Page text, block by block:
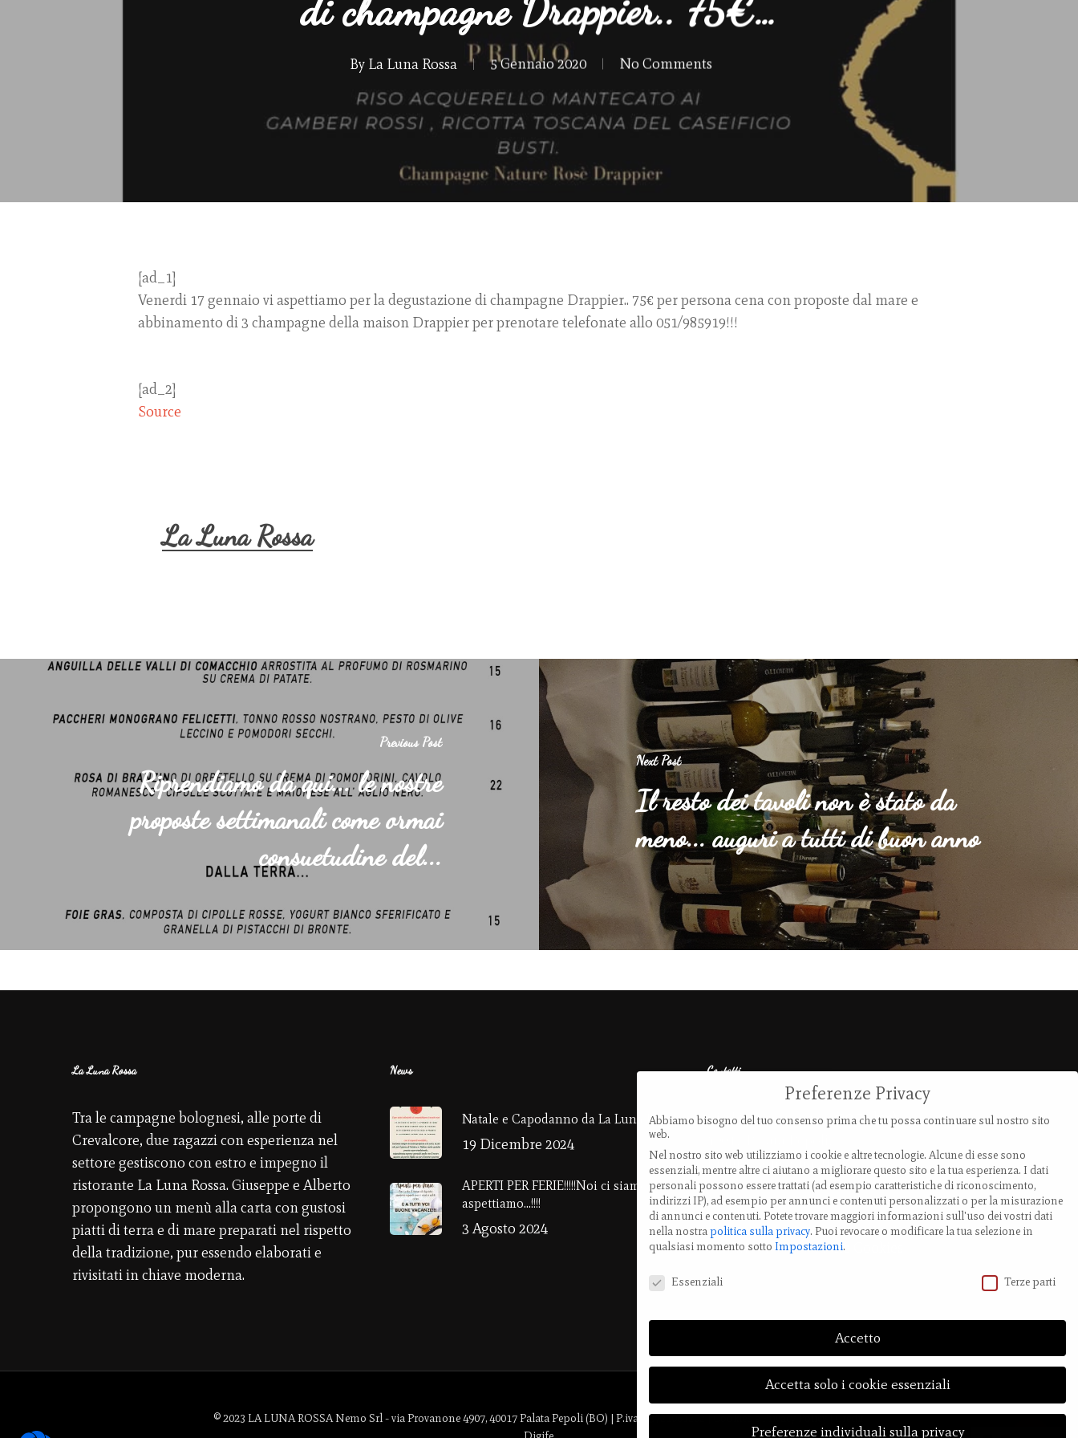
di champagne Drappier.. 75€…
By La Luna Rossa 5 Gennaio 2020 No Comments
[ad_1]
Venerdi 17 gennaio vi aspettiamo per la degustazione di champagne Drappier.. 75€ per persona cena con proposte dal mare e
abbinamento di 3 champagne della maison Drappier per prenotare telefonate allo 051/985919!!!
[ad_2]
Source
La Luna Rossa
Previous Post
Riprendiamo da qui... le nostre
proposte settimanali come ormai
consuetudine del...
Next Post
Il resto dei tavoli non è stato da
meno... auguri a tutti di buon anno
La Luna Rossa
Tra le campagne bolognesi, alle porte di
Crevalcore, due ragazzi con esperienza nel
settore gestiscono con estro e impegno il
ristorante La Luna Rossa. Giuseppe e Alberto
propongono un menù alla carta con gustosi
piatti di terra e di mare preparati nel rispetto
della tradizione, pur essendo elaborati e
rivisitati in chiave moderna.
News
Natale e Capodanno da La Luna Rossa!
19 Dicembre 2024
APERTI PER FERIE!!!!!Noi ci siamo ….e vi
aspettiamo…!!!!
3 Agosto 2024
Contatti
Via Provanone 4907 (30,71 km)
Emilia-Romagna, Italy
TEL.: +39 0519 85 919
Modifica impostazione Cookies
© 2023 LA LUNA ROSSA Nemo Srl - via Provanone 4907, 40017 Palata Pepoli (BO) | P.iva: 03721061202 |CookiesePrivacy Policy| Credit
Preferenze Privacy
Abbiamo bisogno del tuo consenso prima che tu possa continuare sul nostro sito
web.
Nel nostro sito web utilizziamo i cookie e altre tecnologie. Alcune di esse sono
essenziali, mentre altre ci aiutano a migliorare questo sito e la tua esperienza. I dati
personali possono essere trattati (ad esempio caratteristiche di riconoscimento,
indirizzi IP), ad esempio per annunci e contenuti personalizzati o per la misurazione
di annunci e contenuti. Potete trovare maggiori informazioni sull'uso dei vostri dati
nella nostrapolitica sulla privacy. Puoi revocare o modificare la tua selezione in
qualsiasi momento sotto Impostazioni.
Essenziali
Terze parti
Accetto
Accetta solo i cookie essenziali
Preferenze individuali sulla privacy